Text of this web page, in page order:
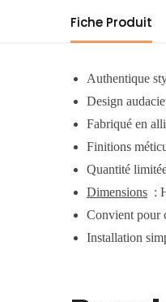
Fiche Produit
Authentique
Design
Fabriqué en
Finitions
Quantité
Dimensions :
Convient pour
Installation